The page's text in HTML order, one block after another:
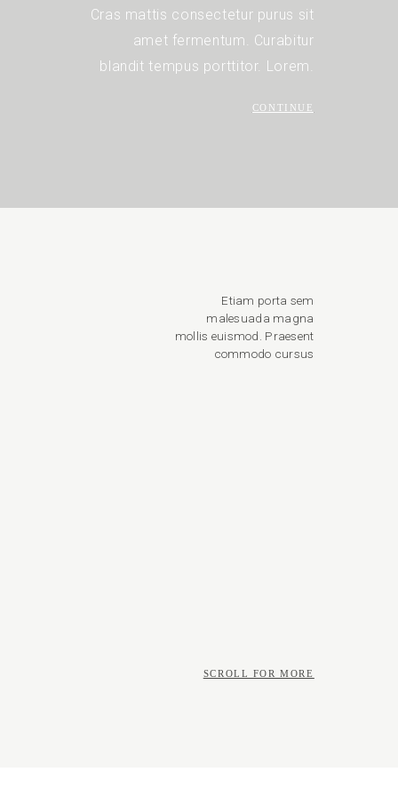
Cras mattis consectetur purus sit
amet fermentum. Curabitur
blandit tempus porttitor. Lorem.
CONTINUE
Etiam porta sem
malesuada magna
mollis euismod. Praesent
commodo cursus
SCROLL FOR MORE